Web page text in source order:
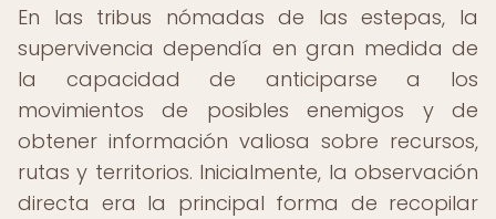
En las tribus nómadas de las estepas, la
supervivencia dependía en gran medida de
la capacidad de anticiparse a los
movimientos de posibles enemigos y de
obtener información valiosa sobre recursos,
rutas y territorios. Inicialmente, la observación
directa era la principal forma de recopilar